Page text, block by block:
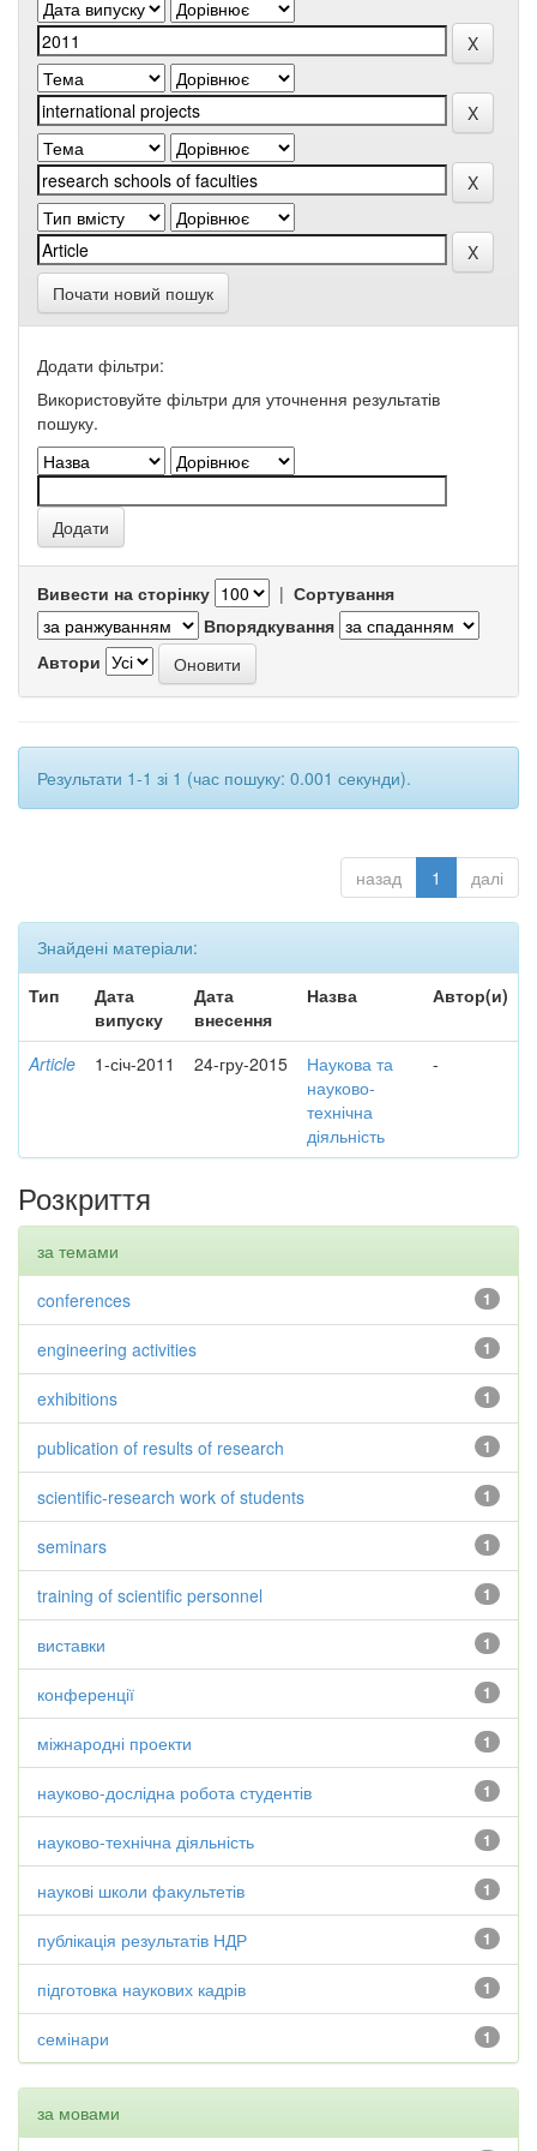
Почати новий пошук
Додати фільтри:
Використовуйте фільтри для уточнення результатів
пошуку.
Вивести на сторінку | Сортування
Впорядкування
Автори
Результати 1-1 зі 1 (час пошуку: 0.001 секунди).
назад 1 далі
Знайдені матеріали:
Тип
Дата
випуску
Дата
внесення
Назва Автор(и)
Article 1-січ-2011 24-гру-2015
Наукова та
науково-
технічна
діяльність
-
Розкриття
за темами
1
conferences
1
engineering activities
1
exhibitions
1
publication of results of research
1
scientific-research work of students
1
seminars
1
training of scientific personnel
1
виставки
1
конференції
1
міжнародні проекти
1
науково-дослідна робота студентів
1
науково-технічна діяльність
1
наукові школи факультетів
1
публікація результатів НДР
1
підготовка наукових кадрів
1
семінари
за мовами